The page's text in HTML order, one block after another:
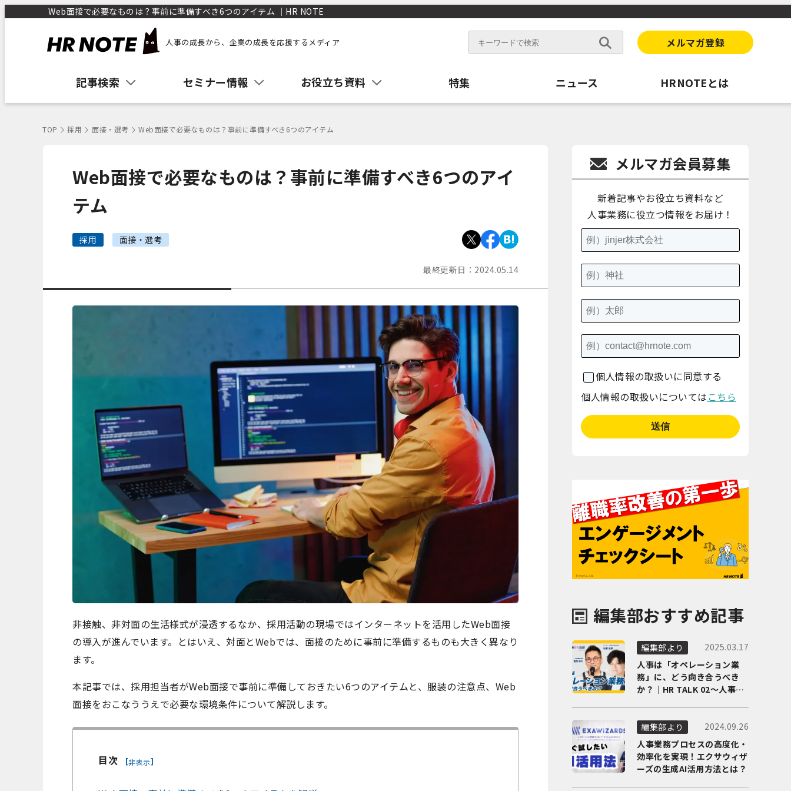
Web面接で必要なものは？事前に準備すべき6つのアイテム ｜HR NOTE
人事の成長から、企業の成長を応援するメディア メルマガ登録
記事検索 セミナー情報 お役立ち資料 特集 ニュース HRNOTEとは
TOP 採用 面接・選考 Web面接で必要なものは？事前に準備すべき6つのアイテム
Web面接で必要なものは？事前に準備すべき6つのアイ
テム
採用 面接・選考
最終更新日： 2024.05.14
非接触、非対面の生活様式が浸透するなか、採用活動の現場ではインターネットを活用したWeb面接
の導入が進んでいます。とはいえ、対面とWebでは、面接のために事前に準備するものも大きく異なり
ます。
本記事では、採用担当者がWeb面接で事前に準備しておきたい6つのアイテムと、服装の注意点、Web
面接をおこなううえで必要な環境条件について解説します。
目次 [非表示]
メルマガ会員募集
新着記事やお役立ち資料など
人事業務に役立つ情報をお届け！
個人情報の取扱いに同意する
個人情報の取扱いについては こちら
編集部おすすめ記事
編集部より
2025.03.17
人事は「オペレーション業
務」に、どう向き合うべき
か？｜HR TALK 02～人事DX
編集部より
2024.09.26
人事業務プロセスの高度化・
効率化を実現！エクサウィザ
ーズの生成AI活用方法とは？